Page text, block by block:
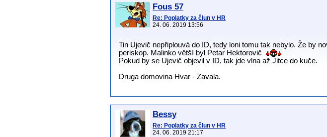
Fous 57
Re: Poplatky za člun v HR
24. 06. 2019 13:56
Tin Ujevič nepřiplouvá do ID, tedy loni tomu tak nebylo. Že by
periskop. Malinko větší byl Petar Hektorovič
Pokud by se Ujevič objevil v ID, tak jde vlna až Jitce do kuče.
Druga domovina Hvar - Zavala.
Bessy
Re: Poplatky za člun v HR
24. 06. 2019 21:17